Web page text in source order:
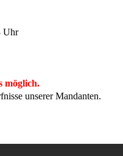
Uhr
möglich.
unserer Mandanten.